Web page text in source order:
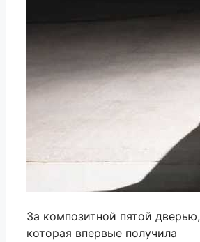
За композитной пятой дверью,
которая впервые получила